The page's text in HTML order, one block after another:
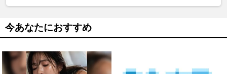
今あなたにおすすめ